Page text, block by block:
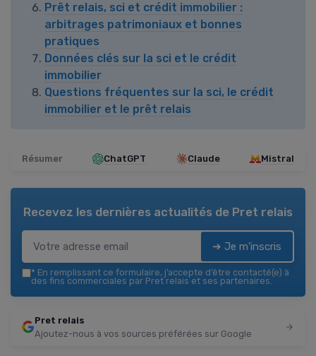
Prêt relais, sci et crédit immobilier :
arbitrages patrimoniaux et bonnes
pratiques
Données clés sur la sci et le crédit
immobilier
Questions fréquentes sur la sci, le crédit
immobilier et le prêt relais
Résumer ChatGPT Claude Mistral
Recevez les dernières actualités de Pret relais
➔ Je m'inscris
* En remplissant ce formulaire, j’accepte d’être contacté(e) à
des fins commerciales par Pret relais et ses partenaires.
Pret relais
Ajoutez-nous à vos sources préférées sur Google